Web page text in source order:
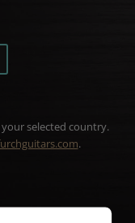
selected country.
.